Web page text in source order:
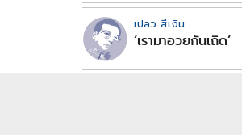
เปลว สีเงิน
‘เรามาอวยกันเถิด’